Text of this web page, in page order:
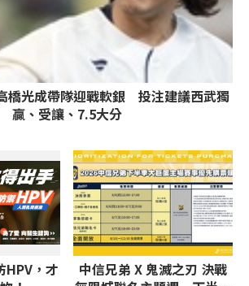
橋光成帶隊迎戰軟銀 投注建議西武獨
贏、受讓、7.5大分
HPV，才
中信兄弟 X 鬼滅之刃 決戰